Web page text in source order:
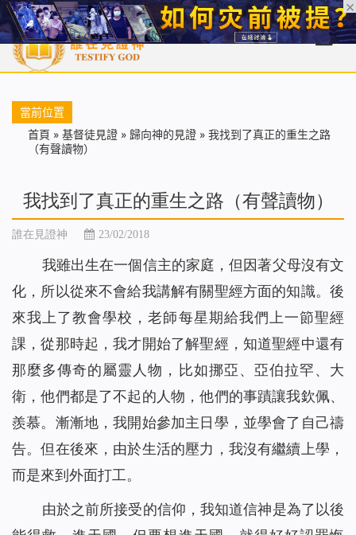
首頁 每日靈糧 天國福音 基督徒見證 信仰解答 聖經
當前位置
首頁 » 基督徒見證 » 歸向神的見證 » 我找到了真正的重生之路
（有聲讀物）
我找到了真正的重生之路（有聲讀物）
誰在見證神 23/02/2018
我雖出生在一個信主的家庭，但因著父母沒有文
化，所以從來不會給我講解有關聖經方面的知識。後
來我上了教會學校，老師每星期給我們上一節聖經
課，從那時起，我才開始了解聖經，知道聖經中還有
那麼多傳奇的屬靈人物，比如挪亞、亞伯拉罕、大
衛，他們都是了不起的人物，他們的事蹟讓我欽佩、
羨慕。漸漸地，我開始參加主日學，並學會了自己禱
告。但在後來，由於生活的壓力，我沒有繼續上學，
而是來到外面打工。
由於之前所接受的信仰，我知道信神是為了以後